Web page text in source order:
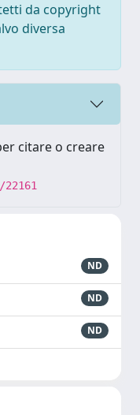
da copyright
diversa
citare o creare
ND
ND
ND